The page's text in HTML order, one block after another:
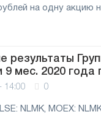
на одну акцию
результаты
9 мес. 2020
14:00 0
NLMK, MOEX: